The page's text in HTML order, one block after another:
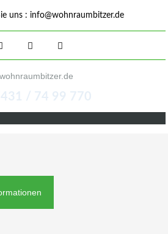
uns : info@wohnraumbitzer.de
/ 74 99 770